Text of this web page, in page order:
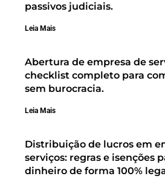
passivos judiciais.
Leia Mais
Abertura de empresa de
checklist completo para
sem burocracia.
Leia Mais
Distribuição de lucros em
serviços: regras e isenções
dinheiro de forma 100%